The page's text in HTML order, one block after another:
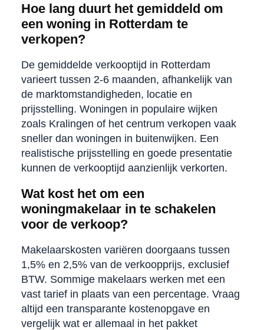
Hoe lang duurt het gemiddeld om
een woning in Rotterdam te
verkopen?
De gemiddelde verkooptijd in Rotterdam
varieert tussen 2-6 maanden, afhankelijk van
de marktomstandigheden, locatie en
prijsstelling. Woningen in populaire wijken
zoals Kralingen of het centrum verkopen vaak
sneller dan woningen in buitenwijken. Een
realistische prijsstelling en goede presentatie
kunnen de verkooptijd aanzienlijk verkorten.
Wat kost het om een
woningmakelaar in te schakelen
voor de verkoop?
Makelaarskosten variëren doorgaans tussen
1,5% en 2,5% van de verkoopprijs, exclusief
BTW. Sommige makelaars werken met een
vast tarief in plaats van een percentage. Vraag
altijd een transparante kostenopgave en
vergelijk wat er allemaal in het pakket